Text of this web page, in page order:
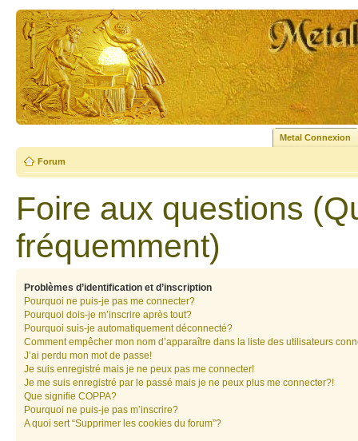
Metal Connexion
Forum
Foire aux questions
fréquemment)
Problèmes d’identification et d’inscription
Pourquoi ne puis-je pas me connecter?
Pourquoi dois-je m’inscrire après tout?
Pourquoi suis-je automatiquement déconnecté?
Comment empêcher mon nom d’apparaître dans la liste des utilisateurs
J’ai perdu mon mot de passe!
Je suis enregistré mais je ne peux pas me connecter!
Je me suis enregistré par le passé mais je ne peux plus me connecter?!
Que signifie COPPA?
Pourquoi ne puis-je pas m’inscrire?
A quoi sert “Supprimer les cookies du forum”?